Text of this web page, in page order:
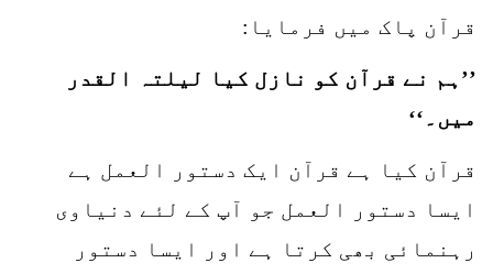
قرآن پاک میں فرمایا:
’’ہم نے قرآن کو نازل کیا لیلتہ القدر
میں۔‘‘
قرآن کیا ہے قرآن ایک دستور العمل ہے
ایسا دستور العمل جو آپ کے لئے دنیاوی
رہنمائی بھی کرتا ہے اور ایسا دستور